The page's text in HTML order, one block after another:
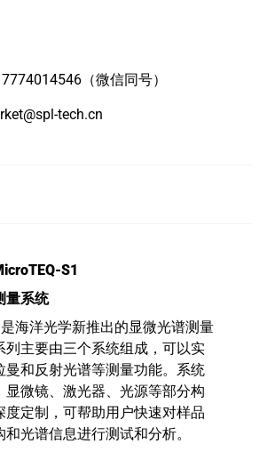
（微信同号）
tech.cn
S1
量系统
海洋光学新推出的显微光谱测量
列主要由三个系统组成，可以实
曼和反射光谱等测量功能。系统
显微镜、激光器、光源等部分构
度定制，可帮助用户快速对样品
和光谱信息进行测试和分析。